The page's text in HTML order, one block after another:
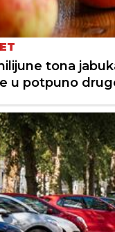
tona
u potpuno